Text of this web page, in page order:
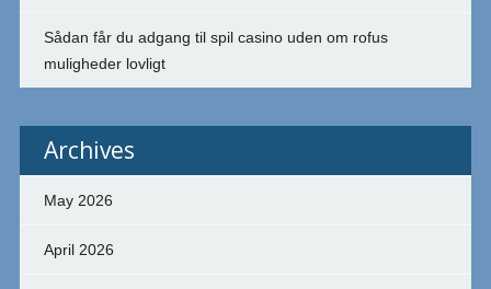
Sådan får du adgang til spil casino uden om rofus
muligheder lovligt
Archives
May 2026
April 2026